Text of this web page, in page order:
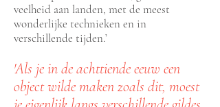
veelheid aan landen, met de meest
wonderlijke technieken en in
verschillende tijden.’
'Als je in de achttiende eeuw een
object wilde maken zoals dit, moest